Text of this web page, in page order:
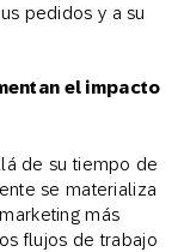
pedidos y a su
el impacto
de su tiempo de
se materializa
más
flujos de trabajo